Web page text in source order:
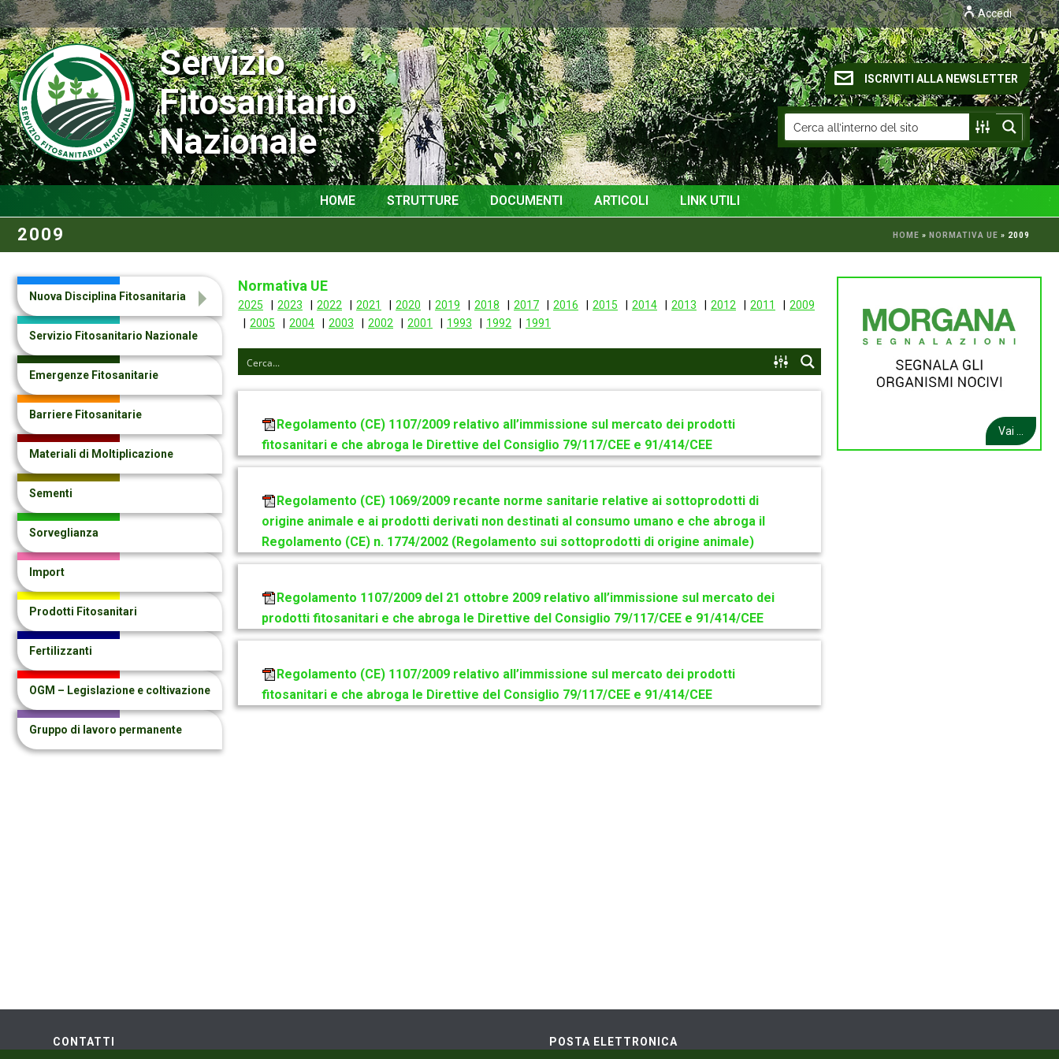
Accedi
Servizio
Fitosanitario
Nazionale
ISCRIVITI ALLA NEWSLETTER
HOME STRUTTURE DOCUMENTI ARTICOLI LINK UTILI
2009 HOME » NORMATIVA UE » 2009
Normativa UE
2025 2023 2022 2021 2020 2019 2018 2017 2016 2015 2014 2013 2012 2011
2009
2005
2004 2003 2002 2001 1993 1992 1991
Regolamento (CE) 1107/2009 relativo all’immissione sul mercato dei prodotti
fitosanitari e che abroga le Direttive del Consiglio 79/117/CEE e 91/414/CEE
Regolamento (CE) 1069/2009 recante norme sanitarie relative ai sottoprodotti di
origine animale e ai prodotti derivati non destinati al consumo umano e che abroga il
Regolamento (CE) n. 1774/2002 (Regolamento sui sottoprodotti di origine animale)
Regolamento 1107/2009 del 21 ottobre 2009 relativo all’immissione sul mercato dei
prodotti fitosanitari e che abroga le Direttive del Consiglio 79/117/CEE e 91/414/CEE
Regolamento (CE) 1107/2009 relativo all’immissione sul mercato dei prodotti
fitosanitari e che abroga le Direttive del Consiglio 79/117/CEE e 91/414/CEE
Nuova Disciplina Fitosanitaria
Servizio Fitosanitario Nazionale
Emergenze Fitosanitarie
Barriere Fitosanitarie
Materiali di Moltiplicazione
Sementi
Sorveglianza
Import
Prodotti Fitosanitari
Fertilizzanti
OGM – Legislazione e coltivazione
Gruppo di lavoro permanente
Vai ...
CONTATTI
POSTA ELETTRONICA